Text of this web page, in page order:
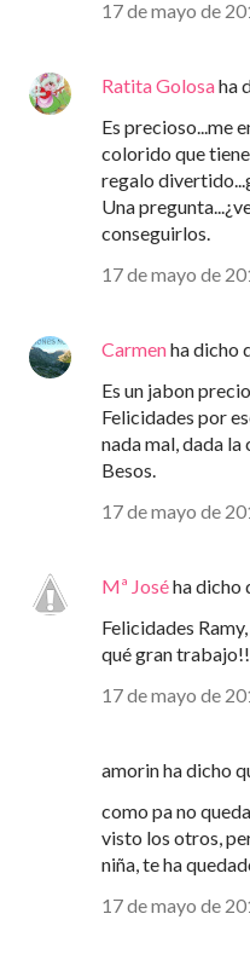
17 de mayo de
Ratita Golosaha
Es precioso...me
colorido que
regalo
Una
conseguirlos.
17 de mayo de
Carmenha dicho
Es un jabon
Felicidades por
nada mal, dada
Besos.
17 de mayo de
Mª Joséha dicho
Felicidades
qué gran
17 de mayo de
amorin ha dicho
como pa no
visto los otros,
niña, te ha
17 de mayo de